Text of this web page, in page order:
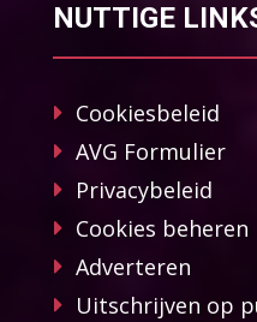
NUTTIGE
Cookiesbeleid
AVG Formulier
Privacybeleid
Cookies beheren
Adverteren
Uitschrijven op